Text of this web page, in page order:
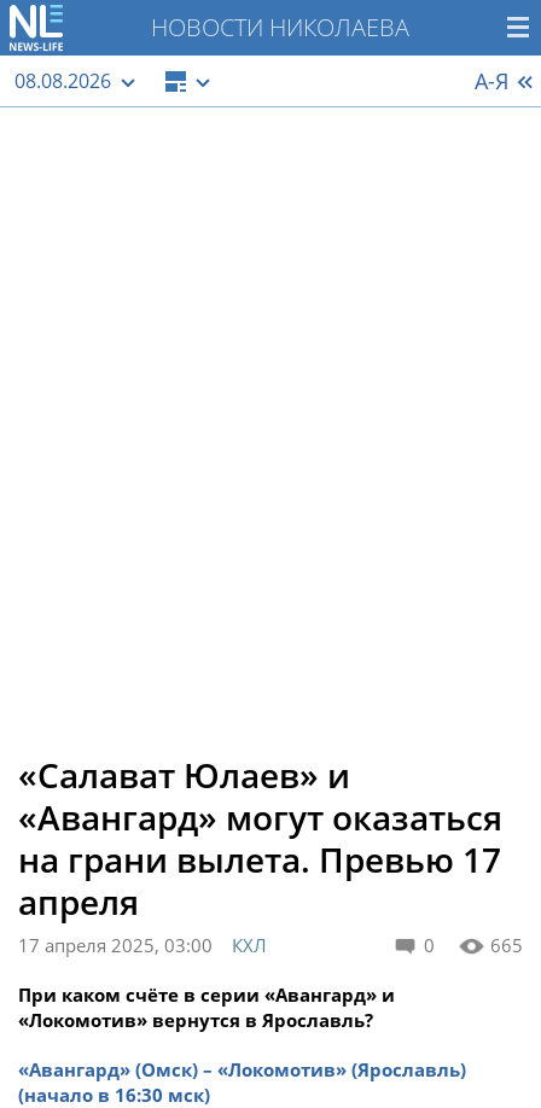
НОВОСТИ НИКОЛАЕВА
08.08.2026 А-Я
«Салават Юлаев» и
«Авангард» могут оказаться
на грани вылета. Превью 17
апреля
0 665
17 апреля 2025, 03:00 КХЛ
При каком счёте в серии «Авангард» и
«Локомотив» вернутся в Ярославль?
«Авангард» (Омск) – «Локомотив» (Ярославль)
(начало в 16:30 мск)